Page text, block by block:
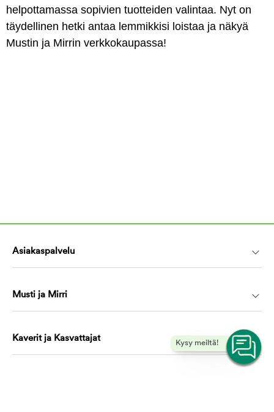
helpottamassa sopivien tuotteiden valintaa. Nyt on
täydellinen hetki antaa lemmikkisi loistaa ja näkyä
Mustin ja Mirrin verkkokaupassa!
Kysy meiltä!
Asiakaspalvelu
Musti ja Mirri
Kaverit ja Kasvattajat